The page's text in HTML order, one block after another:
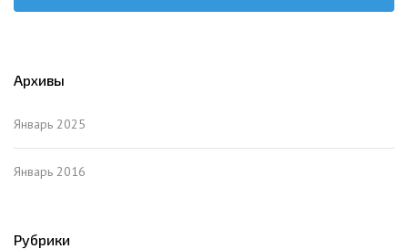
Архивы
Январь 2025
Январь 2016
Рубрики